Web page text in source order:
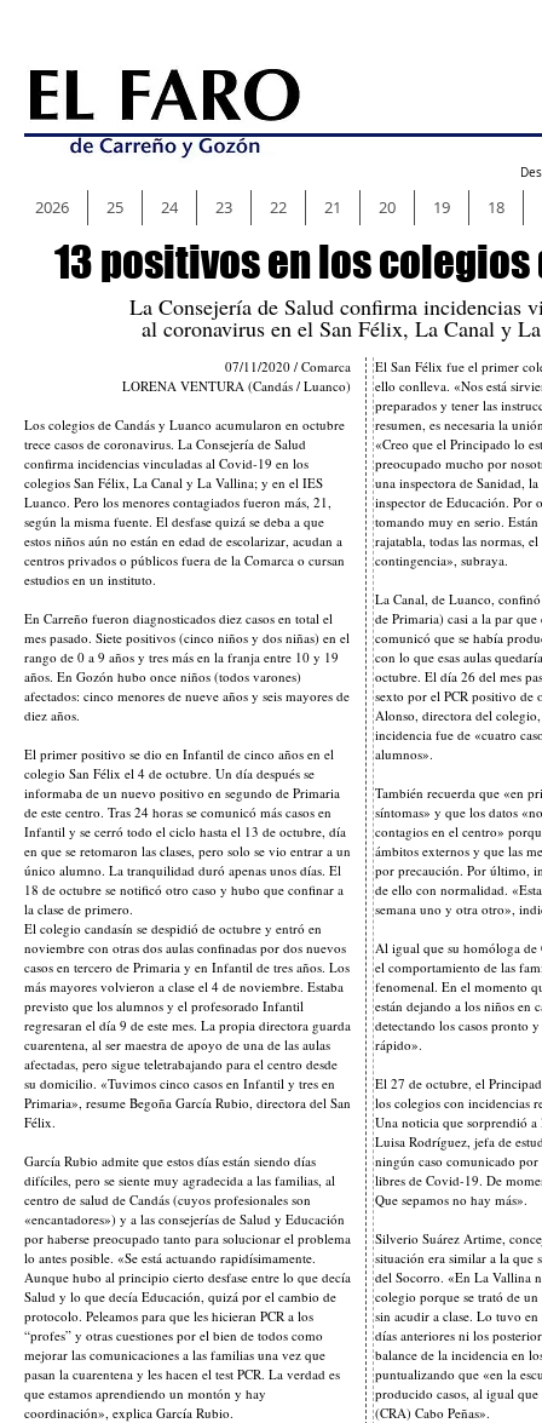
13 positivos en los colegios
La Consejería de Salud confirma incidencias
al coronavirus en el San Félix, La Canal y
07/11/2020 / Comarca
LORENA VENTURA (Candás / Luanco)
Los colegios de Candás y Luanco acumularon en octubre
trece casos de coronavirus. La Consejería de Salud
confirma incidencias vinculadas al Covid-19 en los
colegios San Félix, La Canal y La Vallina; y en el IES
Luanco. Pero los menores contagiados fueron más, 21,
según la misma fuente. El desfase quizá se deba a que
estos niños aún no están en edad de escolarizar, acudan a
centros privados o públicos fuera de la Comarca o cursan
estudios en un instituto.
En Carreño fueron diagnosticados diez casos en total el
mes pasado. Siete positivos (cinco niños y dos niñas) en el
rango de 0 a 9 años y tres más en la franja entre 10 y 19
años. En Gozón hubo once niños (todos varones)
afectados: cinco menores de nueve años y seis mayores de
diez años.
El primer positivo se dio en Infantil de cinco años en el
colegio San Félix el 4 de octubre. Un día después se
informaba de un nuevo positivo en segundo de Primaria
de este centro. Tras 24 horas se comunicó más casos en
Infantil y se cerró todo el ciclo hasta el 13 de octubre, día
en que se retomaron las clases, pero solo se vio entrar a un
único alumno. La tranquilidad duró apenas unos días. El
18 de octubre se notificó otro caso y hubo que confinar a
la clase de primero.
El colegio candasín se despidió de octubre y entró en
noviembre con otras dos aulas confinadas por dos nuevos
casos en tercero de Primaria y en Infantil de tres años. Los
más mayores volvieron a clase el 4 de noviembre. Estaba
previsto que los alumnos y el profesorado Infantil
regresaran el día 9 de este mes. La propia directora guarda
cuarentena, al ser maestra de apoyo de una de las aulas
afectadas, pero sigue teletrabajando para el centro desde
su domicilio. «Tuvimos cinco casos en Infantil y tres en
Primaria», resume Begoña García Rubio, directora del San
Félix.
García Rubio admite que estos días están siendo días
difíciles, pero se siente muy agradecida a las familias, al
centro de salud de Candás (cuyos profesionales son
«encantadores») y a las consejerías de Salud y Educación
por haberse preocupado tanto para solucionar el problema
lo antes posible. «Se está actuando rapidísimamente.
Aunque hubo al principio cierto desfase entre lo que decía
Salud y lo que decía Educación, quizá por el cambio de
protocolo. Peleamos para que les hicieran PCR a los
“profes” y otras cuestiones por el bien de todos como
mejorar las comunicaciones a las familias una vez que
pasan la cuarentena y les hacen el test PCR. La verdad es
que estamos aprendiendo un montón y hay
coordinación», explica García Rubio.
El San Félix fue el primer
ello conlleva. «Nos está
preparados y tener las
resumen, es necesaria la
«Creo que el Principado lo
preocupado mucho por
una inspectora de Sanidad,
inspector de Educación. Por
tomando muy en serio.
rajatabla, todas las normas,
contingencia», subraya.
La Canal, de Luanco,
de Primaria) casi a la par
comunicó que se había
con lo que esas aulas
octubre. El día 26 del mes
sexto por el PCR positivo de
Alonso, directora del
incidencia fue de «cuatro
alumnos».
También recuerda que «en
síntomas» y que los datos
contagios en el centro»
ámbitos externos y que las
por precaución. Por último,
de ello con normalidad.
semana uno y otra otro»,
Al igual que su homóloga de
el comportamiento de las
fenomenal. En el momento
están dejando a los niños en
detectando los casos pronto
rápido».
El 27 de octubre, el
los colegios con incidencias
Una noticia que sorprendió
Luisa Rodríguez, jefa de
ningún caso comunicado por
libres de Covid-19. De
Que sepamos no hay más».
Silverio Suárez Artime,
situación era similar a la que
del Socorro. «En La Vallina
colegio porque se trató de
sin acudir a clase. Lo tuvo
días anteriores ni los
balance de la incidencia en
puntualizando que «en la
producido casos, al igual
(CRA) Cabo Peñas».
2026 25 24 23 22 21 20 19 18